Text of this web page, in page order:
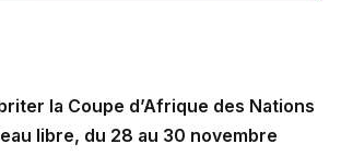
la Coupe d’Afrique des Nations
libre, du 28 au 30 novembre